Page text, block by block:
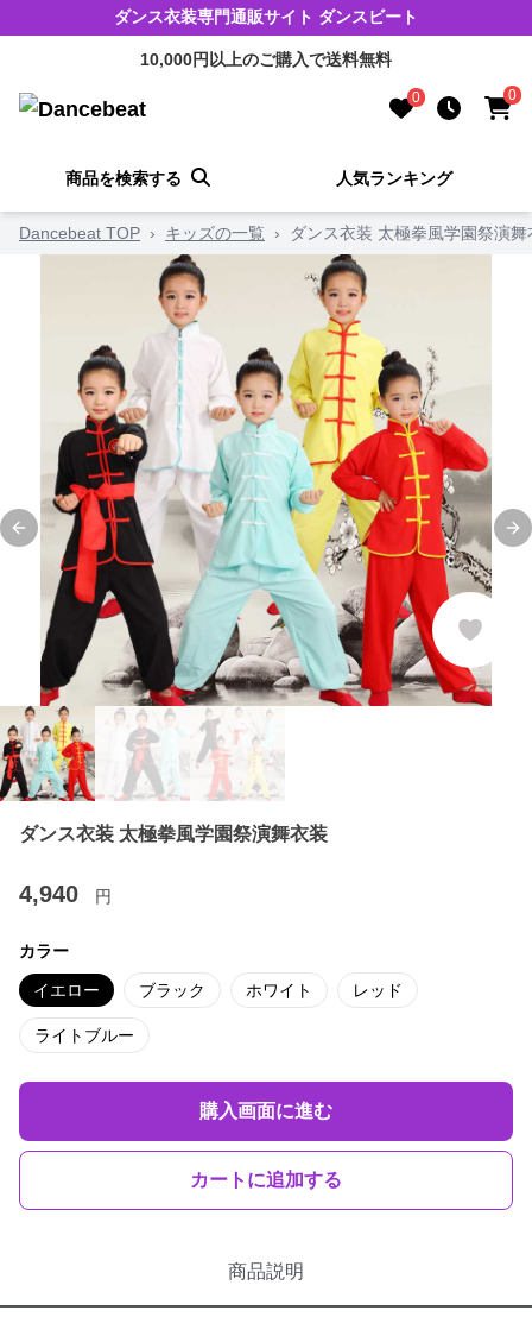
ダンス衣装専門通販サイト ダンスビート
10,000円以上のご購入で送料無料
0 0
商品を検索する 人気ランキング
Dancebeat TOP › キッズの一覧 › ダンス衣装 太極拳風学園祭演舞
Previous slide
ダンス衣装 太極拳風学園祭演舞衣装
4,940 円
カラー
イエロー ブラック ホワイト レッド
ライトブルー
購入画面に進む
カートに追加する
商品説明